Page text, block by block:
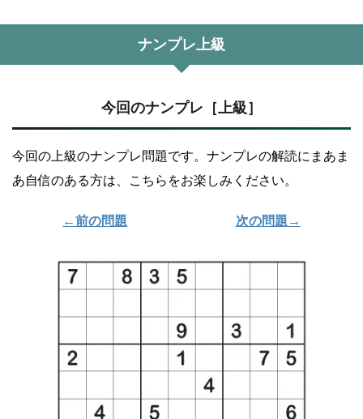
ナンプレ上級
今回のナンプレ［上級］
今回の上級のナンプレ問題です。ナンプレの解読にまあま
あ自信のある方は、こちらをお楽しみください。
←前の問題 次の問題→